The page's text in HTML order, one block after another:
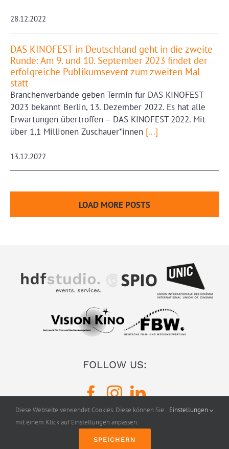
28.12.2022
DAS KINOFEST in Deutschland geht in die zweite
Runde: Am 9. und 10. September 2023 findet der
erfolgreiche Publikumsevent zum zweiten Mal
statt
Branchenverbände geben Termin für DAS KINOFEST
2023 bekannt Berlin, 13. Dezember 2022. Es hat alle
Erwartungen übertroffen – DAS KINOFEST 2022. Mit
über 1,1 Millionen Zuschauer*innen [...]
13.12.2022
LOAD MORE POSTS
FOLLOW US:
Datenschutz
Mediadaten
Diese Webseite verwendet Cookies. Diese können Sie
mit einem Klick auf Einstellungen anpassen.
Einstellungen
SPEICHERN